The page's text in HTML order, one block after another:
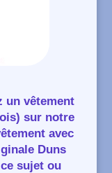
un vêtement
sur notre
avec
Duns
sujet ou